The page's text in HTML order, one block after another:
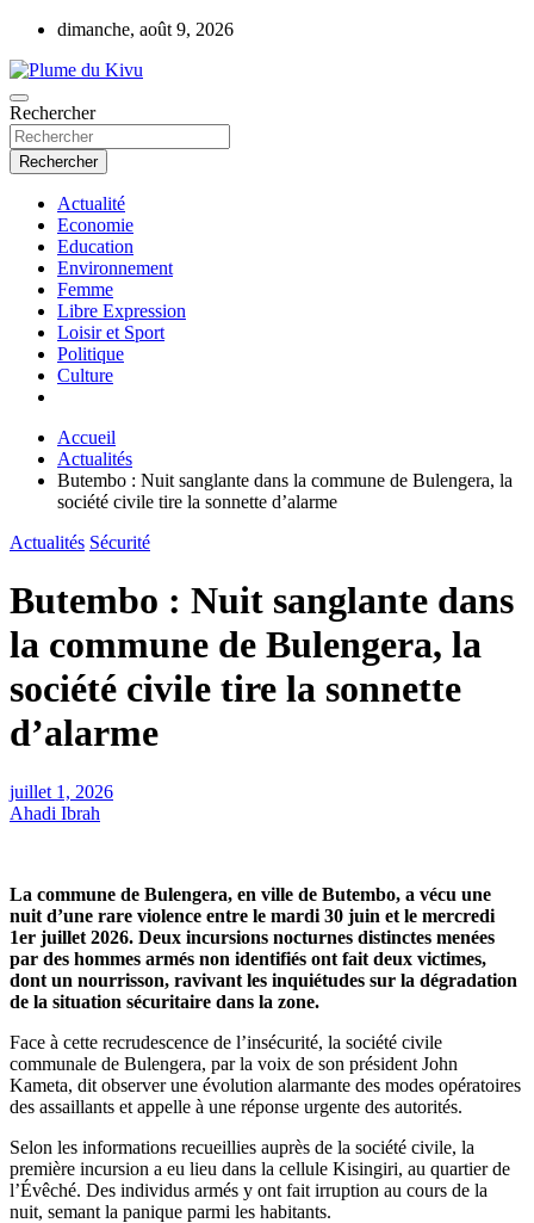
Aller
contenu
dimanche, août 9, 2026
Plume du Kivu
Rechercher
Rechercher
Actualité
Economie
Education
Environnement
Femme
Libre Expression
Loisir et Sport
Politique
Culture
Accueil
Actualités
Butembo : Nuit sanglante dans la commune de Bulengera, la
société civile tire la sonnette d’alarme
Actualités Sécurité
Butembo : Nuit sanglante dans
la commune de Bulengera, la
société civile tire la sonnette
d’alarme
juillet 1, 2026
Ahadi Ibrah
La commune de Bulengera, en ville de Butembo, a vécu une
nuit d’une rare violence entre le mardi 30 juin et le mercredi
1er juillet 2026. Deux incursions nocturnes distinctes menées
par des hommes armés non identifiés ont fait deux victimes,
dont un nourrisson, ravivant les inquiétudes sur la dégradation
de la situation sécuritaire dans la zone.
Face à cette recrudescence de l’insécurité, la société civile
communale de Bulengera, par la voix de son président John
Kameta, dit observer une évolution alarmante des modes opératoires
des assaillants et appelle à une réponse urgente des autorités.
Selon les informations recueillies auprès de la société civile, la
première incursion a eu lieu dans la cellule Kisingiri, au quartier de
l’Évêché. Des individus armés y ont fait irruption au cours de la
nuit, semant la panique parmi les habitants.